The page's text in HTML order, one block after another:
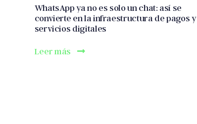
WhatsApp ya no es solo un chat: así se
convierte en la infraestructura de pagos y
servicios digitales
Leer más